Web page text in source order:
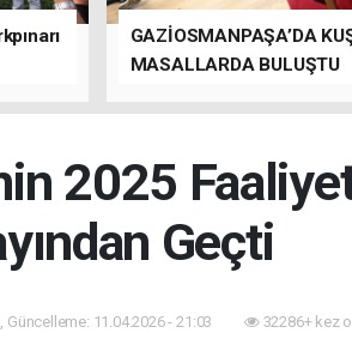
GAZİOSMANPAŞA’DA
MASALLARDA BULUŞTU
2025
Geçti
Güncelleme: 11.04.2026 - 21:03 32286+ kez